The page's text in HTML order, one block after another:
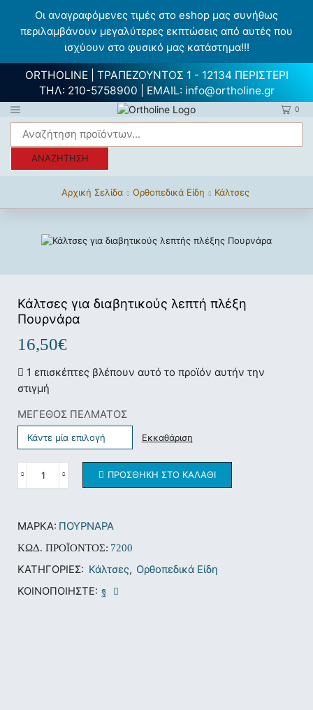
Οι αναγραφόμενες τιμές στο eshop μας συνήθως
περιλαμβάνουν μεγαλύτερες εκπτώσεις από αυτές που
ισχύουν στο φυσικό μας κατάστημα!!!
ORTHOLINE | ΤΡΑΠΕΖΟΥΝΤΟΣ 1 - 12134 ΠΕΡΙΣΤΕΡΙ
ΤΗΛ: 210-5758900 | EMAIL: info@ortholine.gr
0
ΑΝΑΖΉΤΗΣΗ
Αρχική Σελίδα Ορθοπεδικά Είδη Κάλτσες
Κάλτσες για διαβητικούς λεπτή πλέξη
Πουρνάρα
16,50€
1 επισκέπτες βλέπουν αυτό το προϊόν αυτήν την
στιγμή
ΜΕΓΕΘΟΣ ΠΕΛΜΑΤΟΣ
Εκκαθάριση
ΠΡΟΣΘΉΚΗ ΣΤΟ ΚΑΛΆΘΙ
ΜΆΡΚΑ: ΠΟΥΡΝΑΡΑ
ΚΩΔ. ΠΡΟΪΌΝΤΟΣ: 7200
ΚΑΤΗΓΟΡΊΕΣ: Κάλτσες, Ορθοπεδικά Είδη
ΚΟΙΝΟΠΟΙΉΣΤΕ: